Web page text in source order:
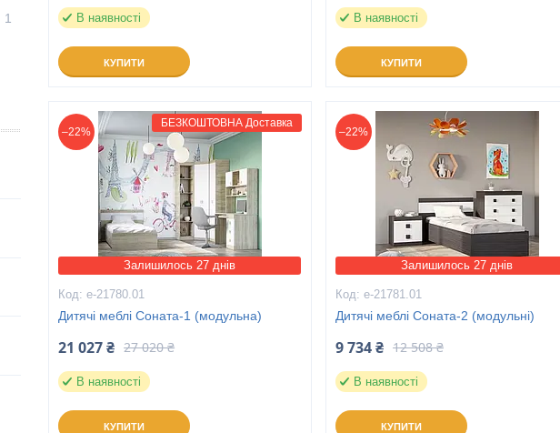
1 В наявності
КУПИТИ
В наявності
КУПИТИ
БЕЗКОШТОВНА Доставка
–22%
Залишилось 27 днів
е-21780.01
Дитячі меблі Соната-1 (модульна)
21 027 ₴ 27 020 ₴
В наявності
КУПИТИ
–22%
Залишилось 27 днів
е-21781.01
Дитячі меблі Соната-2 (модульні)
9 734 ₴ 12 508 ₴
В наявності
КУПИТИ